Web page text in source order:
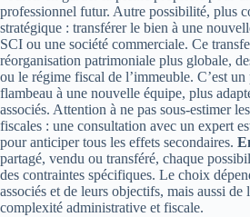
professionnel futur. Autre possibilité, plus
stratégique : transférer le bien à une
SCI ou une société commerciale. Ce
réorganisation patrimoniale plus globale,
ou le régime fiscal de l’immeuble. C’est un
flambeau à une nouvelle équipe, plus
associés. Attention à ne pas sous-estimer
fiscales : une consultation avec un expert
pour anticiper tous les effets secondaires.
partagé, vendu ou transféré, chaque
des contraintes spécifiques. Le choix
associés et de leurs objectifs, mais aussi de
complexité administrative et fiscale.